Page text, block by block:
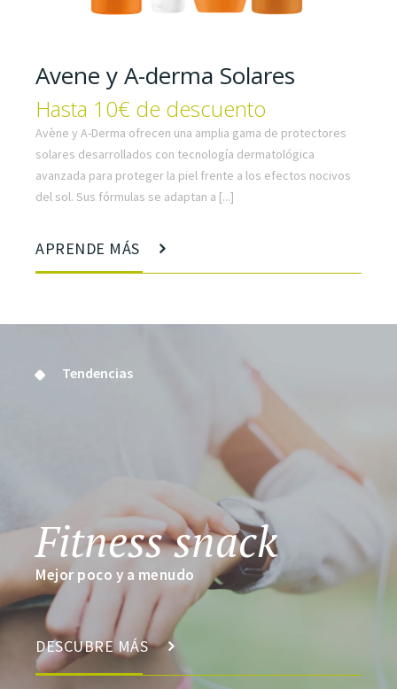
Avene y A-derma Solares
Hasta 10€ de descuento
Avène y A-Derma ofrecen una amplia gama de protectores
solares desarrollados con tecnología dermatológica
avanzada para proteger la piel frente a los efectos nocivos
del sol. Sus fórmulas se adaptan a [...]
APRENDE MÁS
Tendencias
Fitness snack
Mejor poco y a menudo
DESCUBRE MÁS